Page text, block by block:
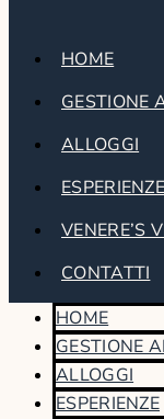
HOME
GESTIONE
ALLOGGI
ESPERIENZE
VENERE’S
CONTATTI
HOME
GESTIONE
ALLOGGI
ESPERIENZE